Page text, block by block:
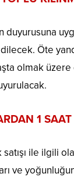
duyurusuna
Öte
olmak
1
ile ilgili
ve